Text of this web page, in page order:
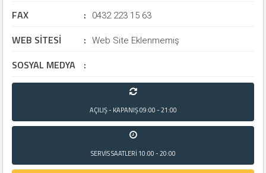
FAX : 0432 223 15 63
WEB SİTESİ : Web Site Eklenmemiş
SOSYAL MEDYA :
AÇILIŞ - KAPANIŞ09:00 - 21:00
SERVİS SAATLERİ 10:00 - 20:00